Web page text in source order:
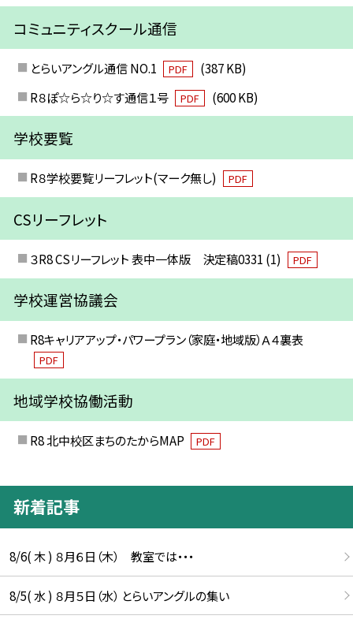
コミュニティスクール通信
とらいアングル通信 NO.1 PDF
(387 KB)
R８ぽ☆ら☆り☆す通信１号
PDF (600 KB)
学校要覧
R８学校要覧リーフレット(マーク無し) PDF
CSリーフレット
３R8 CSリーフレット 表中一体版 決定稿0331 (1) PDF
学校運営協議会
R8キャリアアップ・パワープラン（家庭・地域版）Ａ４裏表
PDF
地域学校協働活動
R8 北中校区まちのたからMAP PDF
新着記事
8/6( 木 ) ８月６日（木） 教室では・・・
8/5( 水 ) ８月５日（水） とらいアングルの集い